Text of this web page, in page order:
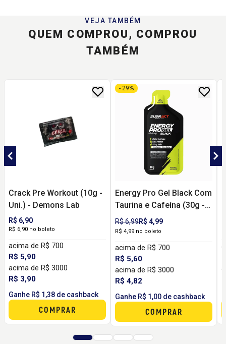
VEJA TAMBÉM
QUEM COMPROU, COMPROU
TAMBÉM
Crack Pre Workout (10g -
Uni.) - Demons Lab
R$ 6,90
R$ 6,90 no boleto
acima de R$ 700
R$ 5,90
acima de R$ 3000
R$ 3,90
Ganhe R$ 1,38 de cashback
COMPRAR
Energy Pro Gel Black Com
Taurina e Cafeína (30g -
Uni.) - SUDRACT
NUTRITION
R$ 6,99R$ 4,99
- 29%
R$ 4,99 no boleto
acima de R$ 700
R$ 5,60
acima de R$ 3000
R$ 4,82
Ganhe R$ 1,00 de cashback
COMPRAR